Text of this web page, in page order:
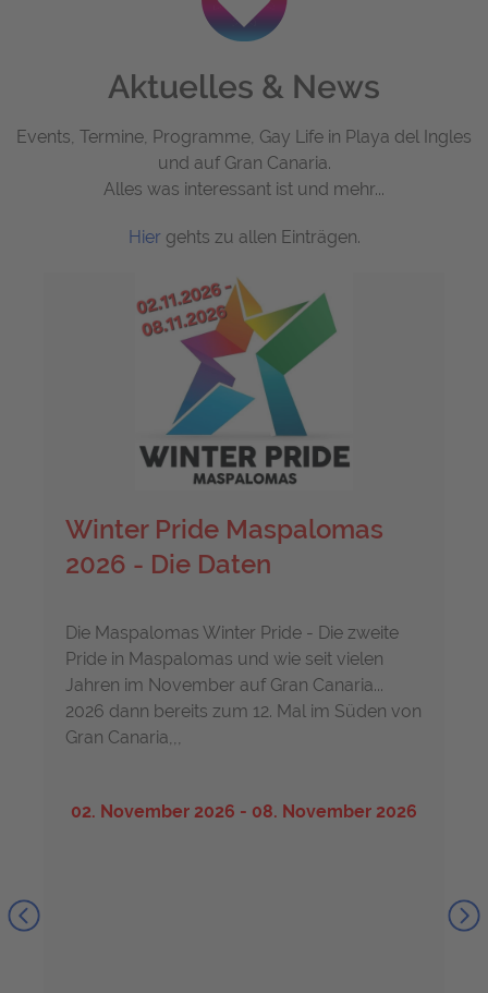
Aktuelles & News
Events, Termine, Programme, Gay Life in Playa del Ingles
und auf Gran Canaria.
Alles was interessant ist und mehr...
Hiergehts zu allen Einträgen.
Winter Pride Maspalomas
2026 - Die Daten
Die Maspalomas Winter Pride - Die zweite
Pride in Maspalomas und wie seit vielen
Jahren im November auf Gran Canaria...
2026 dann bereits zum 12. Mal im Süden von
Gran Canaria,,,
02. November 2026 - 08. November 2026